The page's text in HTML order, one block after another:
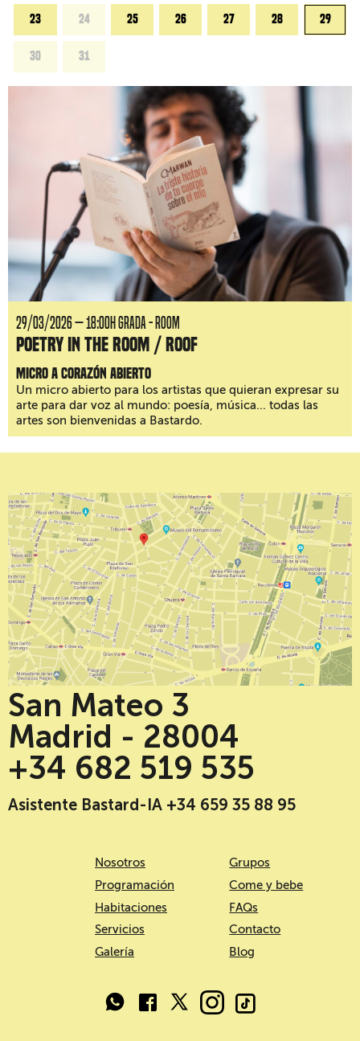
23 24 25 26 27 28 29
30 31
29/03/2026 — 18:00H GRADA - ROOM
Poetry in the room / roof
Micro a corazón abierto
Un micro abierto para los artistas que quieran expresar su
arte para dar voz al mundo: poesía, música... todas las
artes son bienvenidas a Bastardo.
San Mateo 3
Madrid - 28004
+34 682 519 535
Asistente Bastard-IA +34 659 35 88 95
Nosotros
Programación
Habitaciones
Servicios
Galería
Grupos
Come y bebe
FAQs
Contacto
Blog